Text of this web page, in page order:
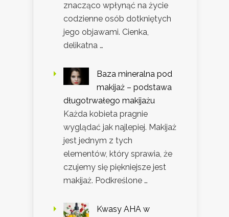
znacząco wpłynąć na życie
codzienne osób dotkniętych
jego objawami. Cienka,
delikatna …
Baza mineralna pod
makijaż – podstawa
długotrwałego makijażu
Każda kobieta pragnie
wyglądać jak najlepiej. Makijaż
jest jednym z tych
elementów, który sprawia, że
czujemy się piękniejsze jest
makijaż. Podkreślone …
Kwasy AHA w